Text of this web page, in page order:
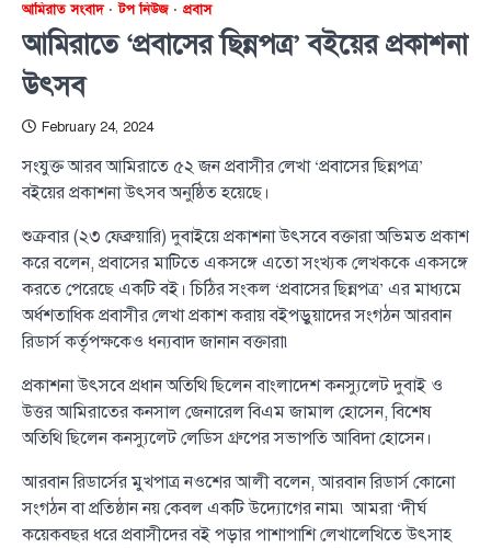
আমিরাত সংবাদ টপ নিউজ প্রবাস
আমিরাতে ‘প্রবাসের ছিন্নপত্র’ বইয়ের প্রকাশনা
উৎসব
February 24, 2024
সংযুক্ত আরব আমিরাতে ৫২ জন প্রবাসীর লেখা ‘প্রবাসের ছিন্নপত্র’
বইয়ের প্রকাশনা উৎসব অনুষ্ঠিত হয়েছে।
শুক্রবার (২৩ ফেব্রুয়ারি) দুবাইয়ে প্রকাশনা উৎসবে বক্তারা অভিমত প্রকাশ
করে বলেন, প্রবাসের মাটিতে একসঙ্গে এতো সংখ্যক লেখককে একসঙ্গে
করতে পেরেছে একটি বই। চিঠির সংকল ‘প্রবাসের ছিন্নপত্র’ এর মাধ্যমে
অর্ধশতাধিক প্রবাসীর লেখা প্রকাশ করায় বইপড়ুয়াদের সংগঠন আরবান
রিডার্স কর্তৃপক্ষকেও ধন্যবাদ জানান বক্তারা৷
প্রকাশনা উৎসবে প্রধান অতিথি ছিলেন বাংলাদেশ কনস্যুলেট দুবাই ও
উত্তর আমিরাতের কনসাল জেনারেল বিএম জামাল হোসেন, বিশেষ
অতিথি ছিলেন কনস্যুলেট লেডিস গ্রুপের সভাপতি আবিদা হোসেন।
আরবান রিডার্সের মুখপাত্র নওশের আলী বলেন, আরবান রিডার্স কোনো
সংগঠন বা প্রতিষ্ঠান নয় কেবল একটি উদ্যোগের নাম৷ আমরা ‘দীর্ঘ
কয়েকবছর ধরে প্রবাসীদের বই পড়ার পাশাপাশি লেখালেখিতে উৎসাহ